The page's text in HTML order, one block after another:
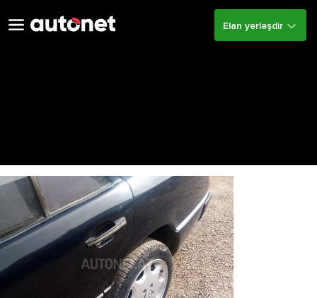
Elan yerləşdir